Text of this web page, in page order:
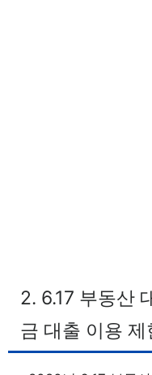
2. 6.17 부동산
금 대출 이용 제